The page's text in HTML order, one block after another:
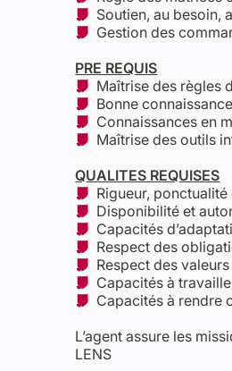
Soutien, au besoin,
Gestion des
PRE REQUIS
Maîtrise des règles
Bonne
Connaissances en
Maîtrise des outils
QUALITES REQUISES
Rigueur,
Disponibilité et
Capacités
Respect des
Respect des
Capacités à
Capacités à rendre
L’agent assure les
LENS